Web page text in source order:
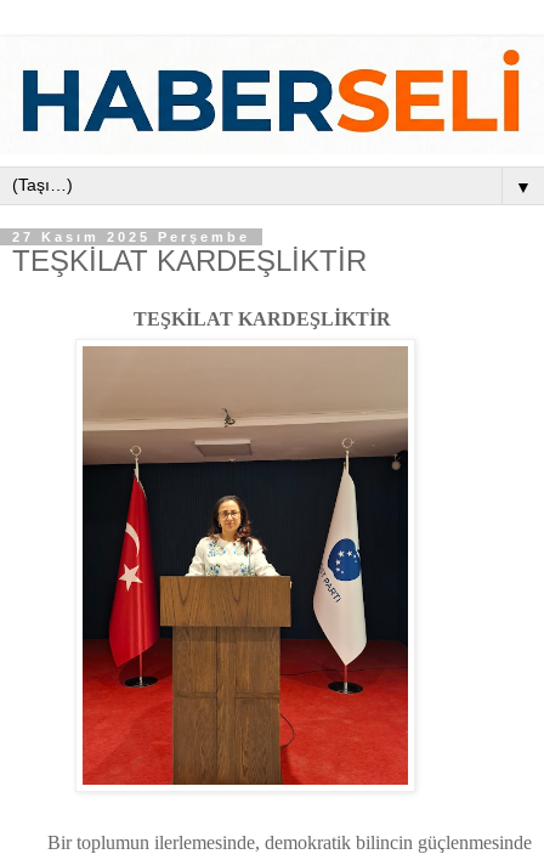
▼
27 Kasım 2025 Perşembe
TEŞKİLAT KARDEŞLİKTİR
TEŞKİLAT KARDEŞLİKTİR
Bir toplumun ilerlemesinde, demokratik bilincin güçlenmesinde